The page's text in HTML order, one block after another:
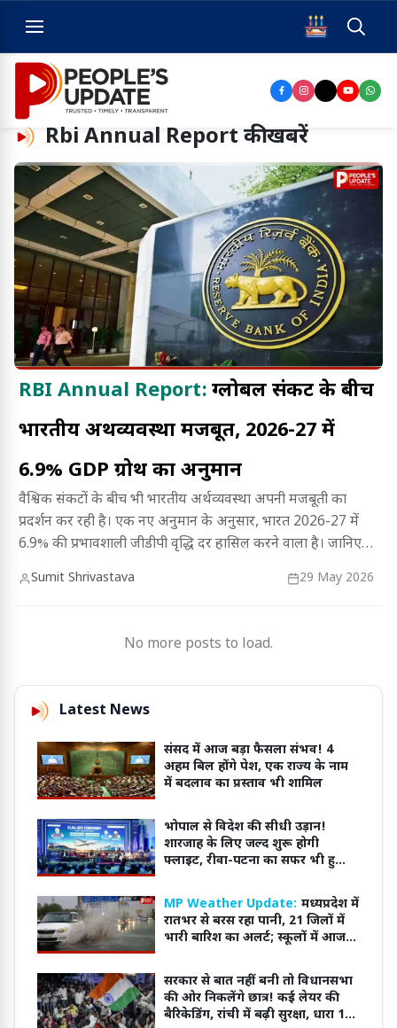
Rbi Annual Report की खबरें
RBI Annual Report: ग्लोबल संकट के बीच
भारतीय अर्थव्यवस्था मजबूत, 2026-27 में
6.9% GDP ग्रोथ का अनुमान
वैश्विक संकटों के बीच भी भारतीय अर्थव्यवस्था अपनी मजबूती का
प्रदर्शन कर रही है। एक नए अनुमान के अनुसार, भारत 2026-27 में
6.9% की प्रभावशाली जीडीपी वृद्धि दर हासिल करने वाला है। जानिए
है।
Sumit Shrivastava 29 May 2026
No more posts to load.
Latest News
संसद में आज बड़ा फैसला संभव! 4
अहम बिल होंगे पेश, एक राज्य के नाम
में बदलाव का प्रस्ताव भी शामिल
भोपाल से विदेश की सीधी उड़ान!
शारजाह के लिए जल्द शुरू होगी
फ्लाइट, रीवा-पटना का सफर भी हुआ
MP Weather Update: मध्यप्रदेश में
रातभर से बरस रहा पानी, 21 जिलों में
भारी बारिश का अलर्ट; स्कूलों में आज
सरकार से बात नहीं बनी तो विधानसभा
की ओर निकलेंगे छात्र! कई लेयर की
बैरिकेडिंग, रांची में बढ़ी सुरक्षा, धारा 163